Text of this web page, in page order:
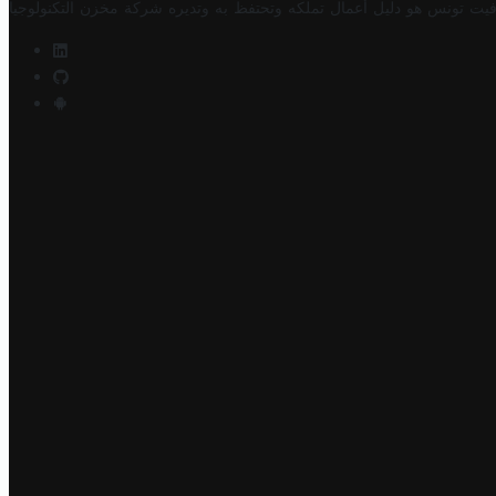
تونس هو دليل أعمال تملكه وتحتفظ به وتديره شركة مخزن التكنولوجيا